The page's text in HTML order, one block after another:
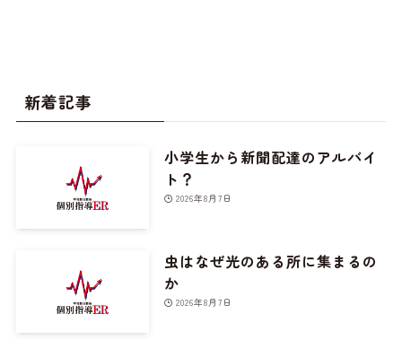
新着記事
小学生から新聞配達のアルバイ
ト？
2026年8月7日
虫はなぜ光のある所に集まるの
か
2026年8月7日